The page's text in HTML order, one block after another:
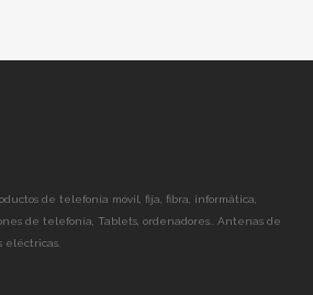
de telefonía móvil, fija, fibra, informática,
de telefonía, Tablets, ordenadores.. Antenas de
eléctricas.